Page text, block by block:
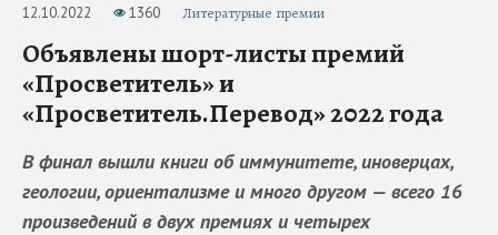
12.10.2022 1360 Литературные премии
Объявлены шорт-листы премий
«Просветитель» и
«Просветитель.Перевод» 2022 года
В финал вышли книги об иммунитете, иноверцах,
геологии, ориентализме и много другом — всего 16
произведений в двух премиях и четырех